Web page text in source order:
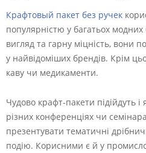
Крафтовый пакет без ручек
популярністю у багатьох
вигляд та гарну міцність, вони
у найвідоміших брендів. Крім
каву чи медикаменти.
Чудово крафт-пакети підійдуть
різних конференціях чи
презентувати тематичні
подію. Корисними є й у